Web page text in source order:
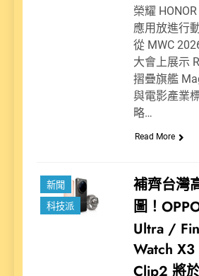
榮耀
應用放進行
從 MWC
大會上展示
摺疊旗艦
與電影產業
略…
Read More
新聞
科技派
補齊台灣
圖！
Ultra /
Watch
Clip2 將